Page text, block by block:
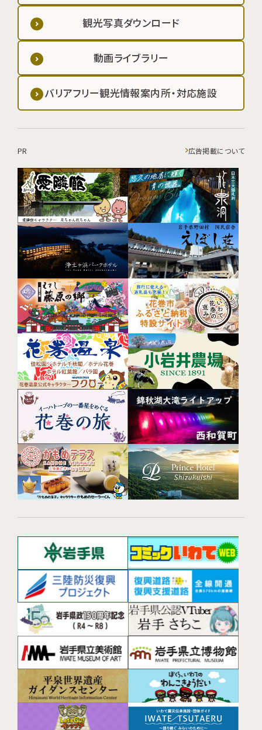
観光写真ダウンロード
動画ライブラリー
バリアフリー観光情報案内所・対応施設
PR 広告掲載について